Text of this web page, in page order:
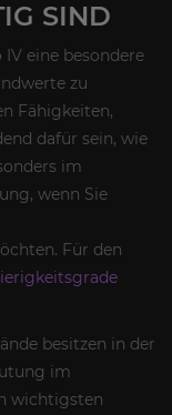
SIND
eine besondere
zu
Fähigkeiten,
dafür sein, wie
im
wenn Sie
Für den
besitzen in der
im
wichtigsten